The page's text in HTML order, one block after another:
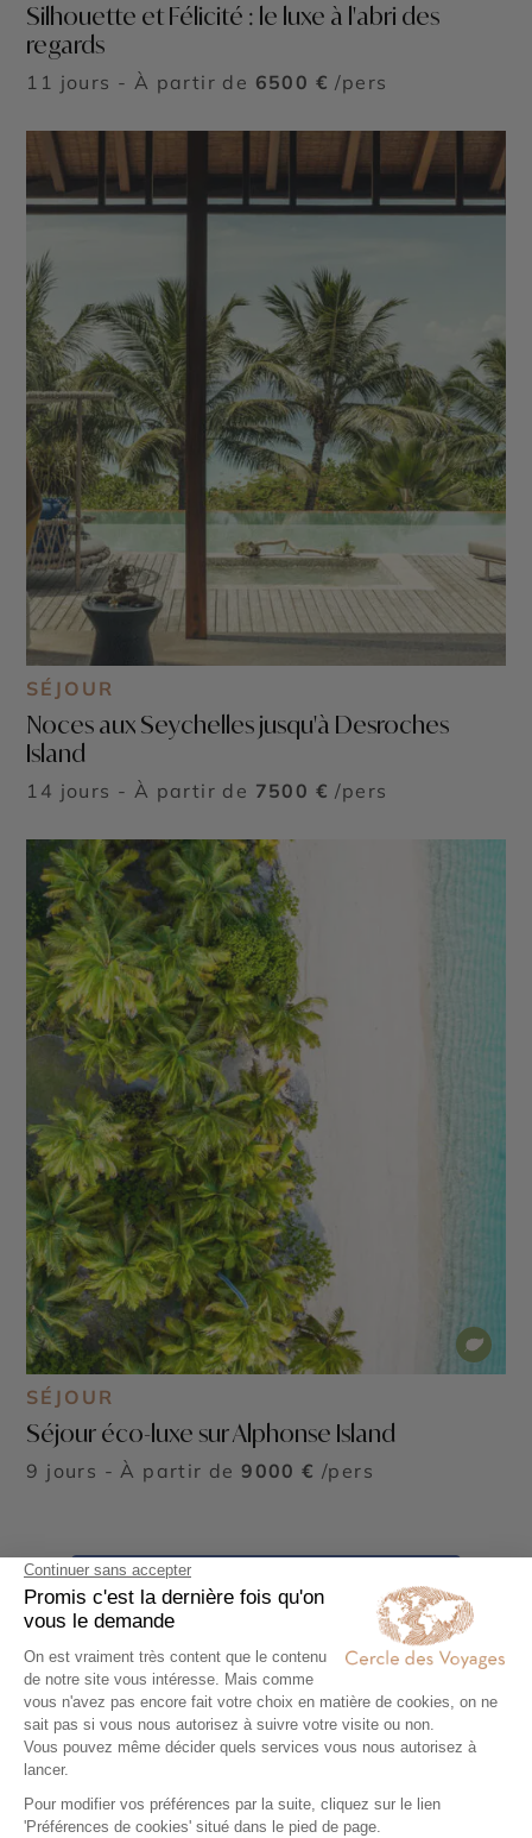
Silhouette et Félicité : le luxe à l'abri des
regards
11 jours - À partir de 6500 € /pers
SÉJOUR
Noces aux Seychelles jusqu'à Desroches
Island
14 jours - À partir de 7500 € /pers
SÉJOUR
Séjour éco-luxe sur Alphonse Island
9 jours - À partir de9000 € /pers
Voir tous nos Voyages Seychelles (14)
Commencez à voyager